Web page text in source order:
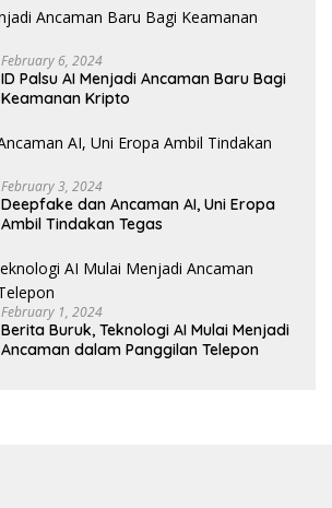
February 6, 2024
ID Palsu AI Menjadi Ancaman Baru Bagi
Keamanan Kripto
February 3, 2024
Deepfake dan Ancaman AI, Uni Eropa
Ambil Tindakan Tegas
February 1, 2024
Berita Buruk, Teknologi AI Mulai Menjadi
Ancaman dalam Panggilan Telepon